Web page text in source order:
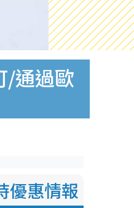
/通過歐
優惠情報